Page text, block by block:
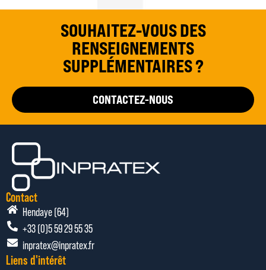
SOUHAITEZ-VOUS DES
RENSEIGNEMENTS
SUPPLÉMENTAIRES ?
CONTACTEZ-NOUS
Contact
Hendaye (64)
+33 (0)5 59 29 55 35
inpratex@inpratex.fr
Liens d'intérêt